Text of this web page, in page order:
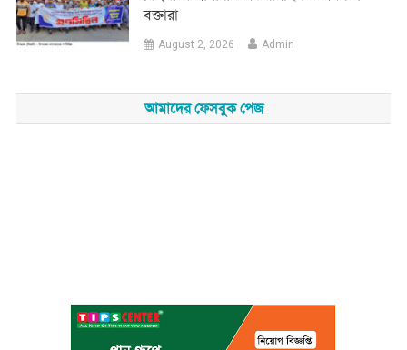
বক্তারা
August 2, 2026 Admin
আমাদের ফেসবুক পেজ